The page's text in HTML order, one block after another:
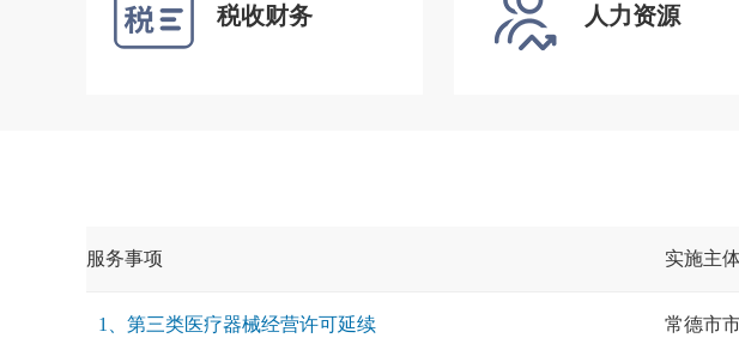
税收财务 人力资源